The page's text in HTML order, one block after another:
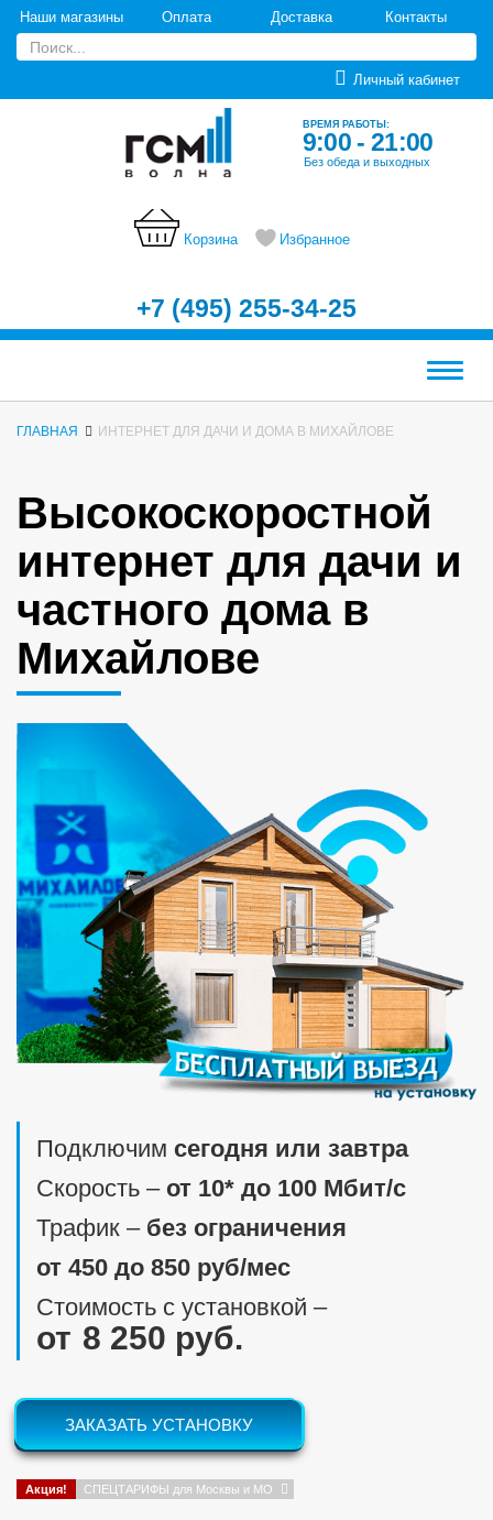
Наши магазины Оплата Доставка Контакты
Личный кабинет
ВРЕМЯ РАБОТЫ:
9:00 - 21:00
Без обеда и выходных
Корзина Избранное
+7 (495) 255-34-25
Меню
ГЛАВНАЯ ИНТЕРНЕТ ДЛЯ ДАЧИ И ДОМА В МИХАЙЛОВЕ
Высокоскоростной
интернет для дачи и
частного дома в
Михайлове
Подключим сегодня или завтра
Скорость ‒ от 10* до 100 Мбит/c
Трафик ‒ без ограничения
от 450 до 850 руб/мес
Стоимость с установкой ‒
8 250 руб.
ЗАКАЗАТЬ УСТАНОВКУ
Акция! СПЕЦТАРИФЫ для Москвы и МО